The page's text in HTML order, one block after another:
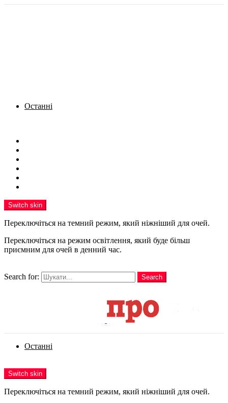
Останні
Switch skin
Переключіться на темний режим, який ніжніший для очей.
Переключіться на режим освітлення, який буде більш
приємним для очей в денний час.
Search for:
Search
Останні
Switch skin
Переключіться на темний режим, який ніжніший для очей.